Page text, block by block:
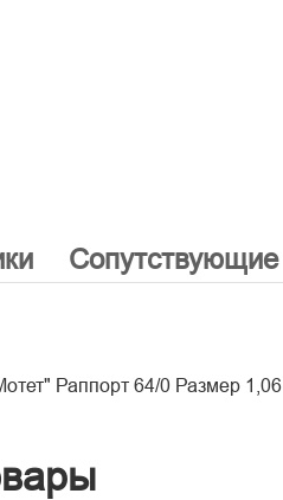
Раппорт 64/0 Размер